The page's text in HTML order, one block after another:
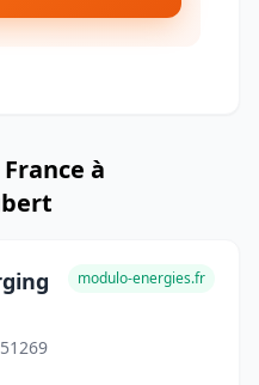
à
modulo-energies.fr